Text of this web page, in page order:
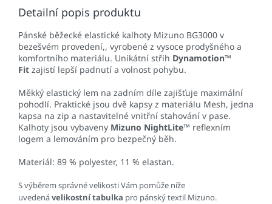
Detailní popis produktu
Pánské běžecké elastické kalhoty Mizuno BG3000 v
bezešvém provedení,, vyrobené z vysoce prodyšného a
komfortního materiálu. Unikátní střih Dynamotion™
Fit zajistí lepší padnutí a volnost pohybu.
Měkký elastický lem na zadním díle zajišťuje maximální
pohodlí. Praktické jsou dvě kapsy z materiálu Mesh, jedna
kapsa na zip a nastavitelné vnitřní stahování v pase.
Kalhoty jsou vybaveny Mizuno NightLite™ reflexním
logem a lemováním pro bezpečný běh.
Materiál: 89 % polyester, 11 % elastan.
S výběrem správné velikosti Vám pomůže níže
uvedenávelikostní tabulka pro pánský textil Mizuno.